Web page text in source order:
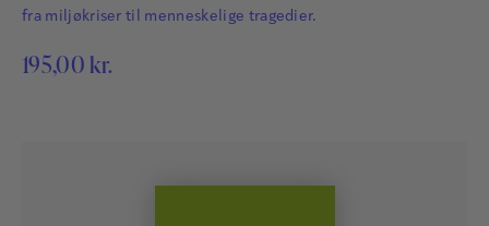
fra miljøkriser til menneskelige tragedier.
195,00 kr.